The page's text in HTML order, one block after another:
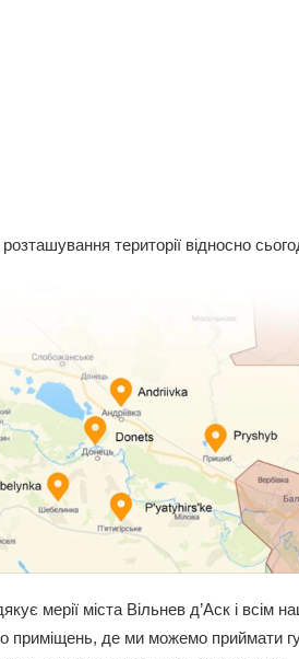
території відносно
мерії міста Вільнев д’Аск і всім
де ми можемо приймати